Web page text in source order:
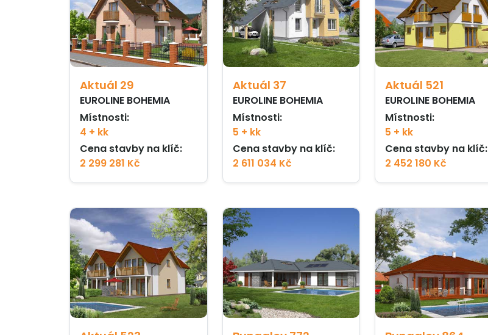
Aktuál 29
EUROLINE BOHEMIA
Místnosti:
4 + kk
Cena stavby na klíč:
2 299 281 Kč
Aktuál 37
EUROLINE BOHEMIA
Místnosti:
5 + kk
Cena stavby na klíč:
2 611 034 Kč
Aktuál 521
EUROLINE BOHEMIA
Místnosti:
5 + kk
Cena stavby na klíč:
2 452 180 Kč